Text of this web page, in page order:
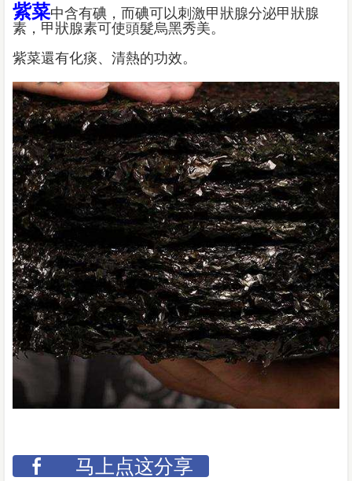
紫菜中含有碘，而碘可以刺激甲狀腺分泌甲狀腺
素，甲狀腺素可使頭髮烏黑秀美。
紫菜還有化痰、清熱的功效。
马上点这分享